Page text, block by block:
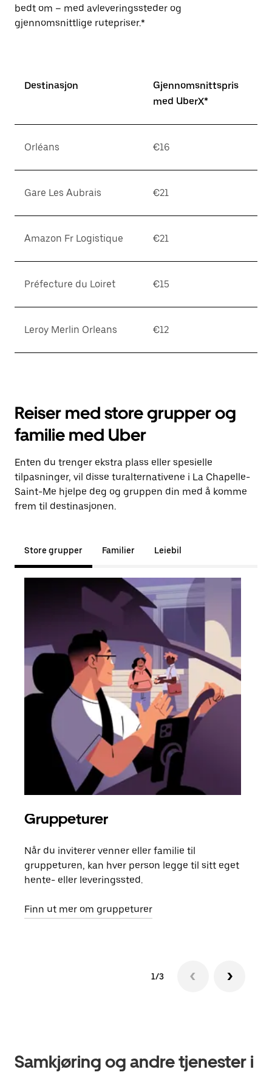
bedt om – med avleveringssteder og
gjennomsnittlige rutepriser.*
Destinasjon
Gjennomsnittspris
med UberX*
Orléans €16
Gare Les Aubrais €21
Amazon Fr Logistique €21
Préfecture du Loiret €15
Leroy Merlin Orleans €12
Reiser med store grupper og
familie med Uber
Enten du trenger ekstra plass eller spesielle
tilpasninger, vil disse turalternativene i La Chapelle-
Saint-Me hjelpe deg og gruppen din med å komme
frem til destinasjonen.
Store grupper Familier Leiebil
Gruppeturer
Når du inviterer venner eller familie til
gruppeturen, kan hver person legge til sitt eget
hente- eller leveringssted.
Finn ut mer om gruppeturer
1/3
Samkjøring og andre tjenester i